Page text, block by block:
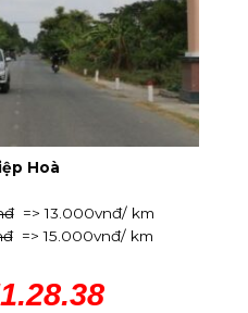
Hoà
=> 13.000vnđ/ km
=> 15.000vnđ/ km